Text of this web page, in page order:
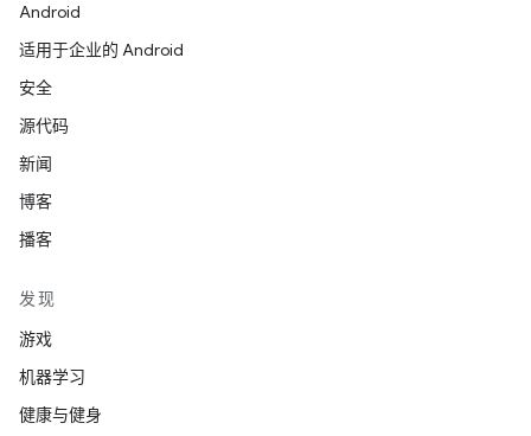
Android
适用于企业的 Android
安全
源代码
新闻
博客
播客
发现
游戏
机器学习
健康与健身